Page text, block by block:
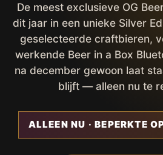
De meest exclusieve OG
dit jaar in een unieke Silver
geselecteerde craftbieren,
werkende Beer in a Box
na december gewoon laat
blijft — alleen nu te
ALLEEN NU · BEPERKTE